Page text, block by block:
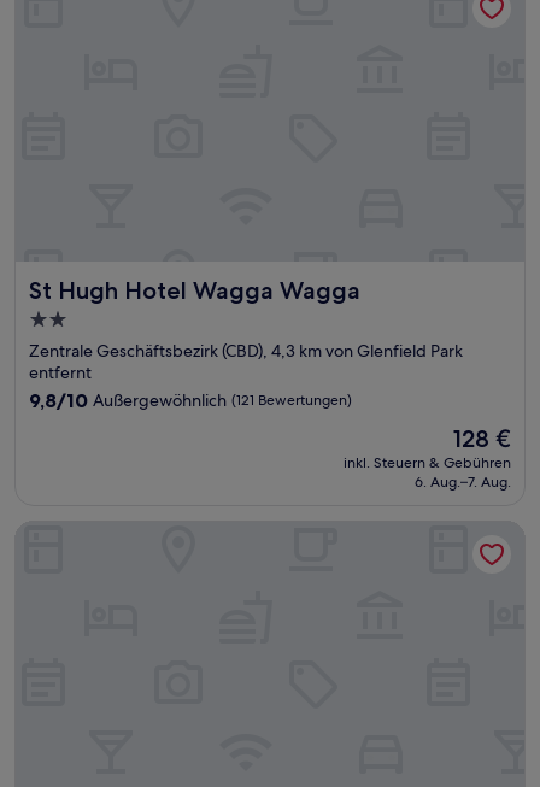
St Hugh Hotel Wagga Wagga
St Hugh Hotel Wagga Wagga
2.0-
Sterne-
Unterkunft
Zentrale Geschäftsbezirk (CBD), 4,3 km von Glenfield Park
entfernt
9.8
9,8/10 Außergewöhnlich (121 Bewertungen)
Der
Preis
beträgt
128 €
inkl. Steuern & Gebühren
6. Aug.–7. Aug.